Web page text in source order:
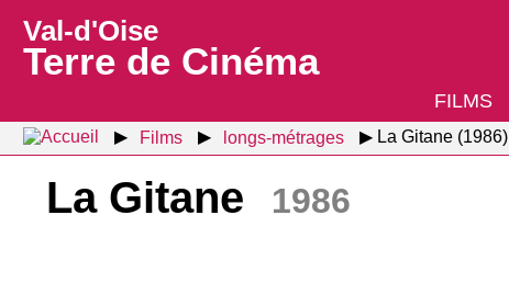
Val-d'Oise
Terre de Cinéma
FILMS
Films longs-métrages La Gitane (1986)
La Gitane 1986